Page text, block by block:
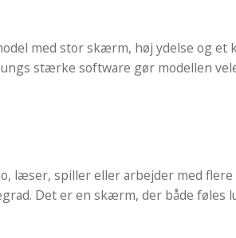
med stor skærm, høj ydelse og
stærke software gør modellen
læser, spiller eller arbejder med flere
Det er en skærm, der både føles